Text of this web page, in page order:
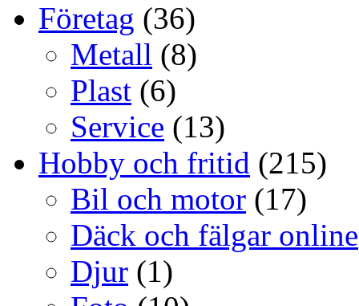
Företag (36)
Metall (8)
Plast (6)
Service (13)
Hobby och fritid (215)
Bil och motor (17)
Däck och fälgar online
Djur (1)